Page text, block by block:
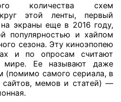
количества схем
этой ленты, первый
экраны еще в 2016 году,
популярностью и хайпом
сезона. Эту киноэпопею
и по опросам считают
мире. Ее называют даже
(помимо самого сериала, в
сайтов, мемов и статей) —